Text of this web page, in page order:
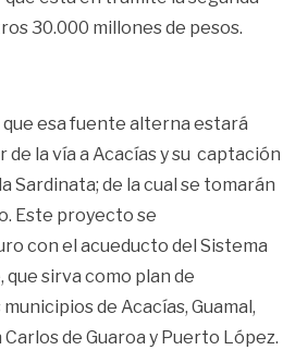
30.000 millones de pesos.
esa fuente alterna estará
la vía a Acacías y su captación
Sardinata; de la cual se tomarán
Este proyecto se
con el acueducto del Sistema
sirva como plan de
de Acacías, Guamal,
de Guaroa y Puerto López.